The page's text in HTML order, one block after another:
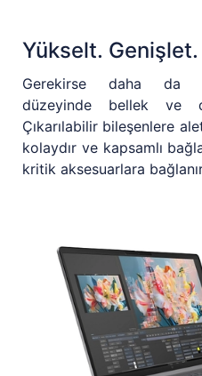
Yükselt.
Gerekirse daha da
düzeyinde bellek ve
Çıkarılabilir bileşenlere
kolaydır ve kapsamlı
kritik aksesuarlara